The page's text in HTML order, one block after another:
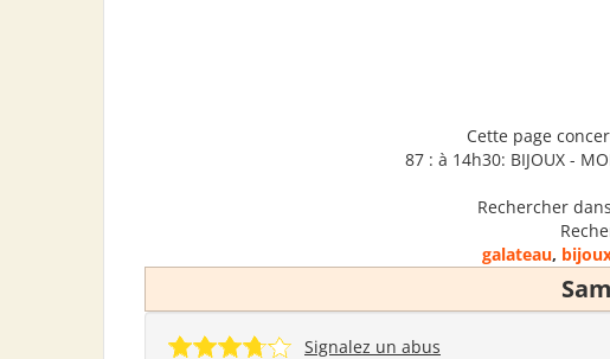
Cette page
87 : à 14h30: BIJOUX -
Rechercher
galateau,
Signalez un abus